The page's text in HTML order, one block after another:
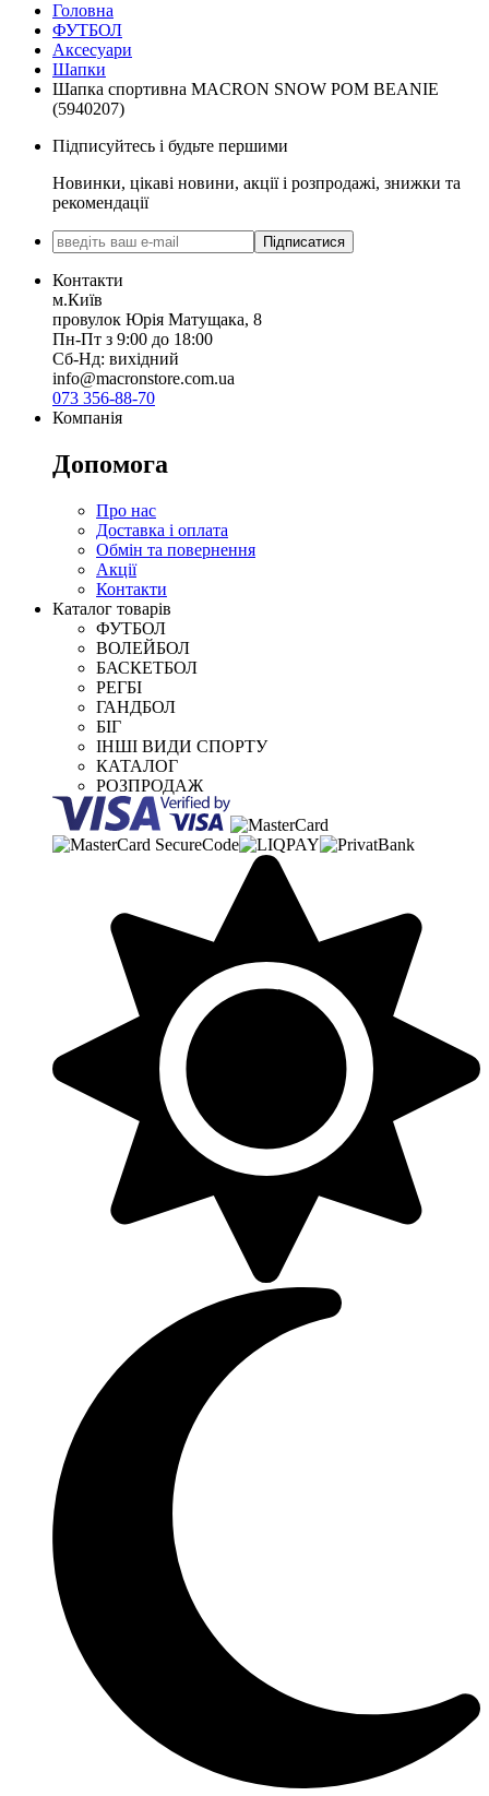
Головна
ФУТБОЛ
Аксесуари
Шапки
Шапка спортивна MACRON SNOW POM BEANIE
(5940207)
Підписуйтесь і будьте першими
Новинки, цікаві новини, акції і розпродажі, знижки та
рекомендації
Підписатися
Контакти
м.Київ
провулок Юрія Матущака, 8
Пн-Пт з 9:00 до 18:00
Сб-Нд: вихідний
info@macronstore.com.ua
073 356-88-70
Компанія
Допомога
Про нас
Доставка і оплата
Обмін та повернення
Акції
Контакти
Каталог товарів
ФУТБОЛ
ВОЛЕЙБОЛ
БАСКЕТБОЛ
РЕГБІ
ГАНДБОЛ
БІГ
ІНШІ ВИДИ СПОРТУ
КАТАЛОГ
РОЗПРОДАЖ